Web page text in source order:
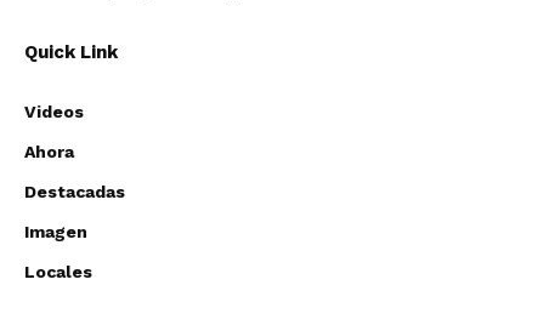
Quick Link
Videos
Ahora
Destacadas
Imagen
Locales